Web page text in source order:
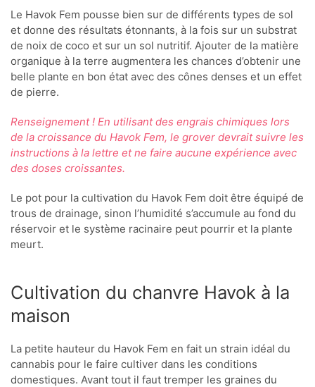
Le Havok Fem pousse bien sur de différents types de sol
et donne des résultats étonnants, à la fois sur un substrat
de noix de coco et sur un sol nutritif. Ajouter de la matière
organique à la terre augmentera les chances d’obtenir une
belle plante en bon état avec des cônes denses et un effet
de pierre.
Renseignement ! En utilisant des engrais chimiques lors
de la croissance du Havok Fem, le grover devrait suivre les
instructions à la lettre et ne faire aucune expérience avec
des doses croissantes.
Le pot pour la cultivation du Havok Fem doit être équipé de
trous de drainage, sinon l’humidité s’accumule au fond du
réservoir et le système racinaire peut pourrir et la plante
meurt.
Cultivation du chanvre Havok à la
maison
La petite hauteur du Havok Fem en fait un strain idéal du
cannabis pour le faire cultiver dans les conditions
domestiques. Avant tout il faut tremper les graines du